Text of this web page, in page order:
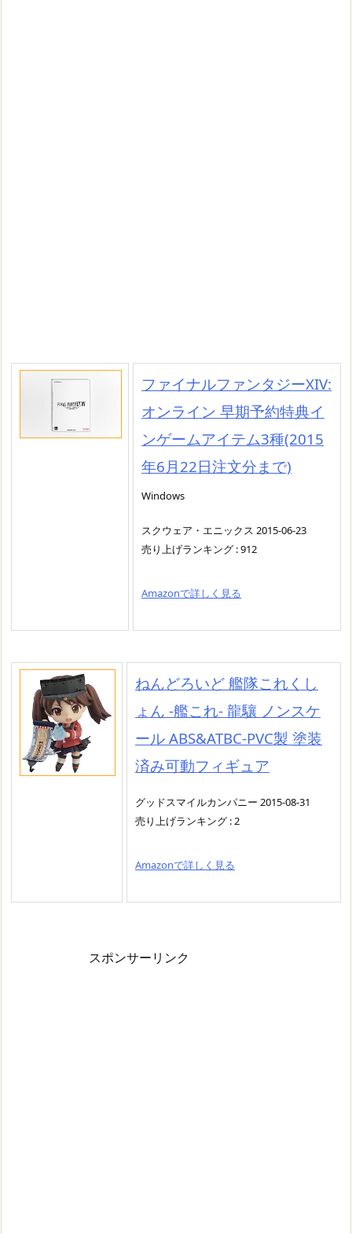
ファイナルファンタジーXIV:
オンライン 早期予約特典イ
ンゲームアイテム3種(2015
年6月22日注文分まで)
Windows
スクウェア・エニックス 2015-06-23
売り上げランキング : 912
Amazonで詳しく見る
ねんどろいど 艦隊これくし
ょん -艦これ- 龍驤 ノンスケ
ール ABS&ATBC-PVC製 塗装
済み可動フィギュア
グッドスマイルカンパニー 2015-08-31
売り上げランキング : 2
Amazonで詳しく見る
スポンサーリンク